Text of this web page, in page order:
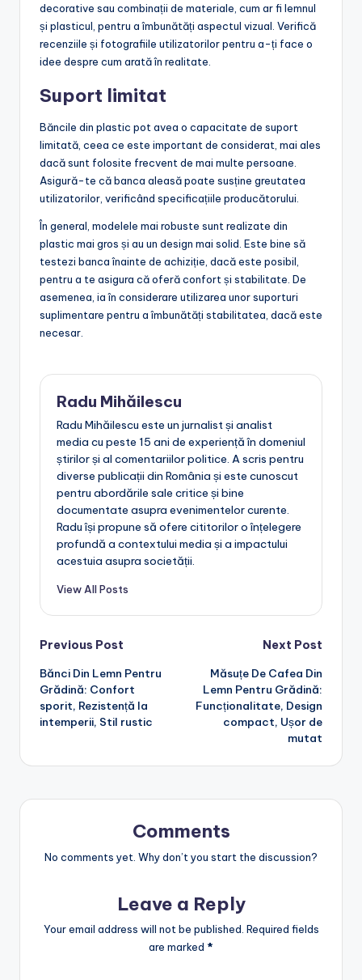
decorative sau combinații de materiale, cum ar fi lemnul
și plasticul, pentru a îmbunătăți aspectul vizual. Verifică
recenziile și fotografiile utilizatorilor pentru a-ți face o
idee despre cum arată în realitate.
Suport limitat
Băncile din plastic pot avea o capacitate de suport
limitată, ceea ce este important de considerat, mai ales
dacă sunt folosite frecvent de mai multe persoane.
Asigură-te că banca aleasă poate susține greutatea
utilizatorilor, verificând specificațiile producătorului.
În general, modelele mai robuste sunt realizate din
plastic mai gros și au un design mai solid. Este bine să
testezi banca înainte de achiziție, dacă este posibil,
pentru a te asigura că oferă confort și stabilitate. De
asemenea, ia în considerare utilizarea unor suporturi
suplimentare pentru a îmbunătăți stabilitatea, dacă este
necesar.
Radu Mihăilescu
Radu Mihăilescu este un jurnalist și analist
media cu peste 15 ani de experiență în domeniul
știrilor și al comentariilor politice. A scris pentru
diverse publicații din România și este cunoscut
pentru abordările sale critice și bine
documentate asupra evenimentelor curente.
Radu își propune să ofere cititorilor o înțelegere
profundă a contextului media și a impactului
acestuia asupra societății.
View All Posts
Post
navigation
Previous Post
Bănci Din Lemn Pentru
Grădină: Confort
sporit, Rezistență la
intemperii, Stil rustic
Next Post
Măsuțe De Cafea Din
Lemn Pentru Grădină:
Funcționalitate, Design
compact, Ușor de
mutat
Comments
No comments yet. Why don’t you start the discussion?
Leave a Reply
Your email address will not be published. Required fields
are marked *